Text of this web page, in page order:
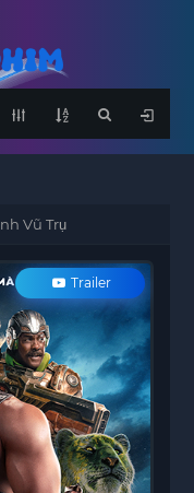
Vũ Trụ
Trailer